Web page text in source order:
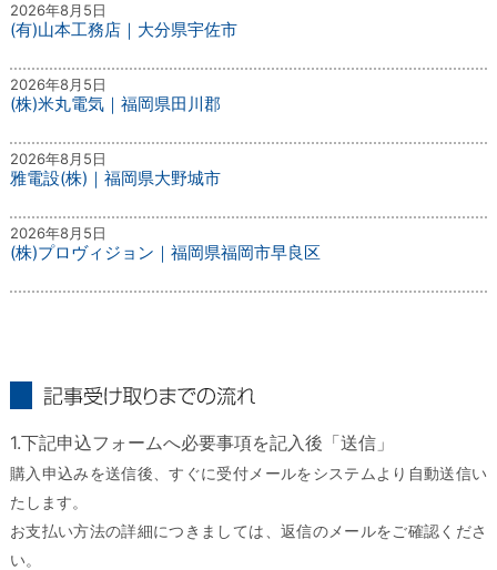
2026年8月5日
(有)山本工務店｜大分県宇佐市
2026年8月5日
(株)米丸電気｜福岡県田川郡
2026年8月5日
雅電設(株)｜福岡県大野城市
2026年8月5日
(株)プロヴィジョン｜福岡県福岡市早良区
1.下記申込フォームへ必要事項を記入後「送信」
購入申込みを送信後、すぐに受付メールをシステムより自動送信い
たします。
お支払い方法の詳細につきましては、返信のメールをご確認くださ
い。